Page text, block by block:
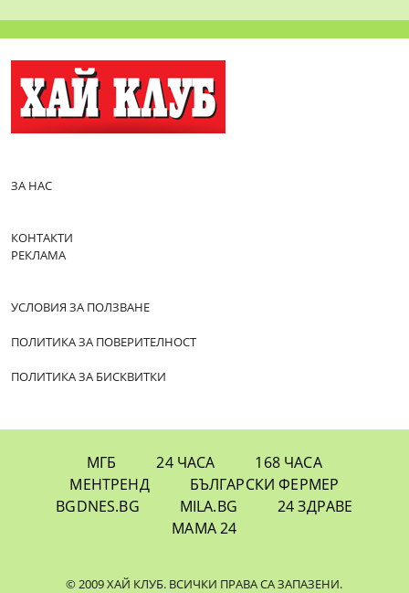
ЗА НАС
КОНТАКТИ
РЕКЛАМА
УСЛОВИЯ ЗА ПОЛЗВАНЕ
ПОЛИТИКА ЗА ПОВЕРИТЕЛНОСТ
ПОЛИТИКА ЗА БИСКВИТКИ
МГБ 24 ЧАСА
168 ЧАСА
МЕНТРЕНД
БЪЛГАРСКИ ФЕРМЕР
BGDNES.BG
MILA.BG
24 ЗДРАВЕ
МАМА 24
© 2009 ХАЙ КЛУБ. ВСИЧКИ ПРАВА СА ЗАПАЗЕНИ.